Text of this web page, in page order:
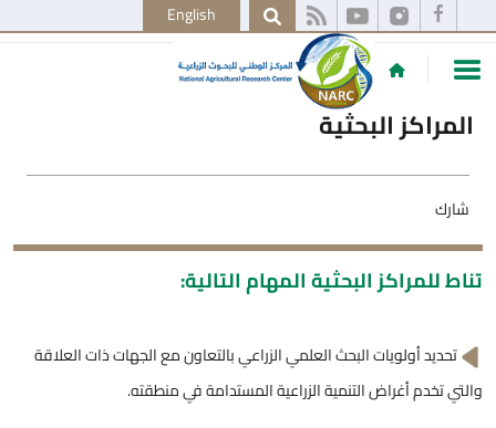
English
المراكز البحثية
شارك
تناط للمراكز البحثية المهام التالية:
تحديد أولويات البحث العلمي الزراعي بالتعاون مع الجهات ذات العلاقة
والتي تخدم أغراض التنمية الزراعية المستدامة في منطقته.